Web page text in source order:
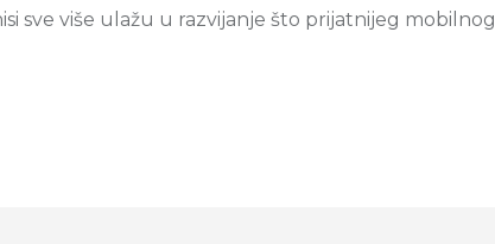
sve više ulažu u razvijanje što prijatnijeg mobilnog